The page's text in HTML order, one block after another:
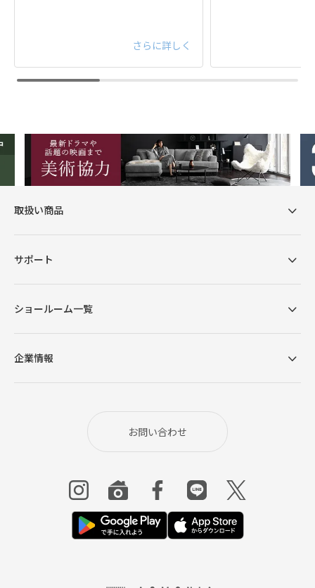
さらに詳しく
取扱い商品
サポート
ショールーム一覧
企業情報
お問い合わせ